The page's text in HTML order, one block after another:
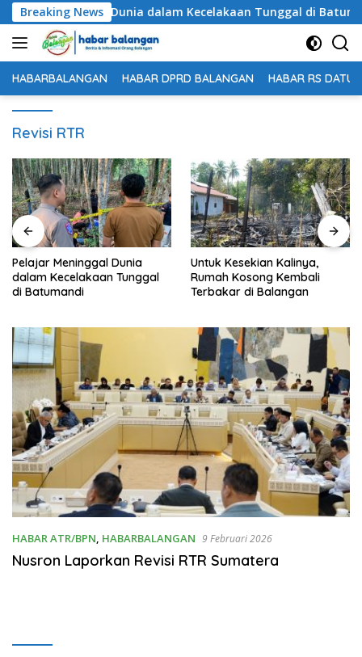
Langsung
ke
konten
Breaking News
Meninggal Dunia dalam Kecelakaan Tunggal di Batumandi
HABARBALANGAN HABAR DPRD BALANGAN HABAR RS DATU
Revisi RTR
Dunia
Tunggal
Untuk Kesekian Kalinya,
Rumah Kosong Kembali
Terbakar di Balangan
61
Meeting
Balangan
HABAR ATR/BPN, HABARBALANGAN 9 Februari 2026
Nusron Laporkan Revisi RTR Sumatera